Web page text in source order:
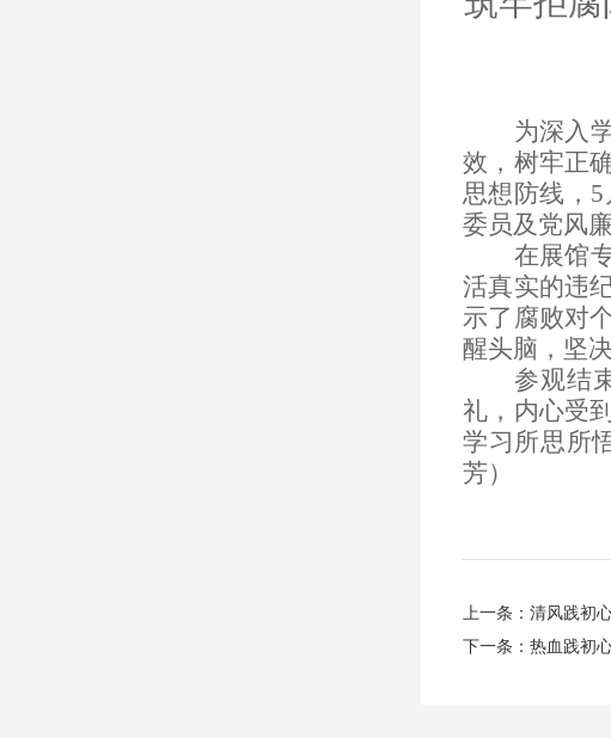
为深入
效，树牢正
思想防线， 5
委员及党风
在展馆
活真实的违
示了腐败对
醒头脑，坚
参观结
礼，内心受
学习所思所
芳）
上一条：清风践初
下一条：热血践初